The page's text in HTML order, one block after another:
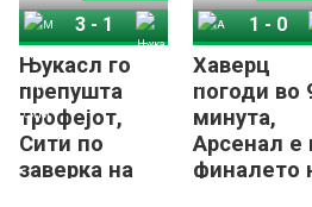
Њукасл го
препушта
трофејот,
Сити по
заверка на
Манчестер Сити
3 - 1
Хаверц
погоди во
минута,
Арсенал е
финалето
Арсенал
1 - 0